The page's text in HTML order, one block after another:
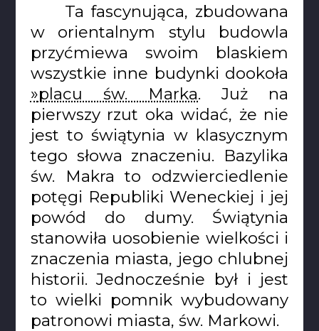
Ta fascynująca, zbudowana
w orientalnym stylu budowla
przyćmiewa swoim blaskiem
wszystkie inne budynki dookoła
placu św. Marka. Już na
pierwszy rzut oka widać, że nie
jest to świątynia w klasycznym
tego słowa znaczeniu. Bazylika
św. Makra to odzwierciedlenie
potęgi Republiki Weneckiej i jej
powód do dumy. Świątynia
stanowiła uosobienie wielkości i
znaczenia miasta, jego chlubnej
historii. Jednocześnie był i jest
to wielki pomnik wybudowany
patronowi miasta, św. Markowi.